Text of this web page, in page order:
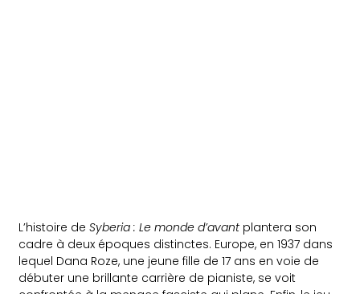
L’histoire deSyberia : Le monde d’avant plantera son
cadre à deux époques distinctes. Europe, en 1937 dans
lequel Dana Roze, une jeune fille de 17 ans en voie de
débuter une brillante carrière de pianiste, se voit